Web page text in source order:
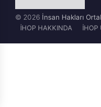
© 2026 İnsan Hakları
İHOP HAKKINDA
İHOP